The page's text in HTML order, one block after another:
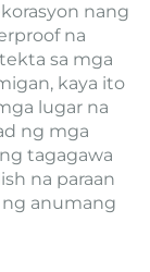
nang
na
sa mga
kaya ito
lugar na
ng mga
tagagawa
na paraan
ng anumang